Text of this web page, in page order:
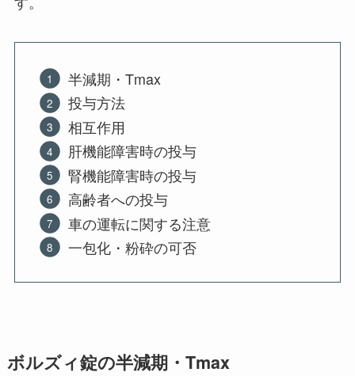
半減期・Tmax
投与方法
相互作用
肝機能障害時の投与
腎機能障害時の投与
高齢者への投与
車の運転に関する注意
一包化・粉砕の可否
ボルズィ錠の半減期・Tmax